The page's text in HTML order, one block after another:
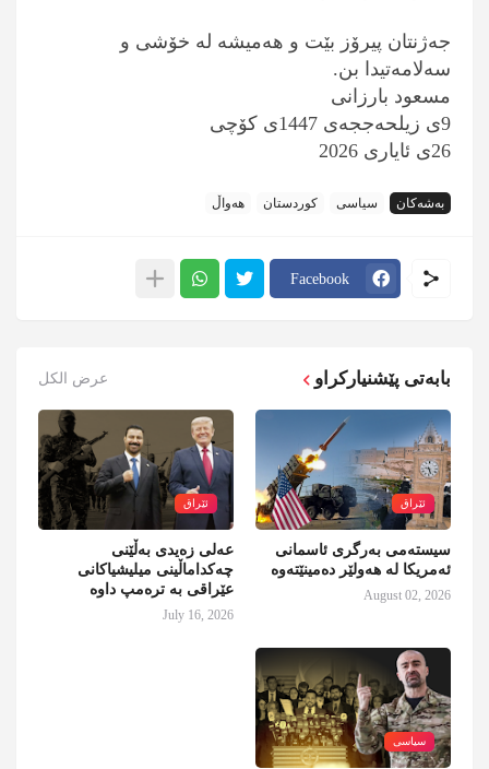
جەژنتان پیرۆز بێت و هەمیشە لە خۆشی و
سەلامەتیدا بن.
مسعود بارزانی
9ی زیلحەججەی 1447ی كۆچی
26ی ئایاری 2026
بەشەکان سیاسی کوردستان هەواڵ
Facebook
بابەتی پێشنیارکراو عرض الكل
ئێراق
سیستەمی بەرگری ئاسمانی
ئەمریکا لە هەولێر دەمینێتەوە
August 02, 2026
ئێراق
عەلی زەیدی بەڵێنی
چەکداماڵینی میلیشیاکانی
عێراقی بە ترەمپ داوە
July 16, 2026
سیاسی